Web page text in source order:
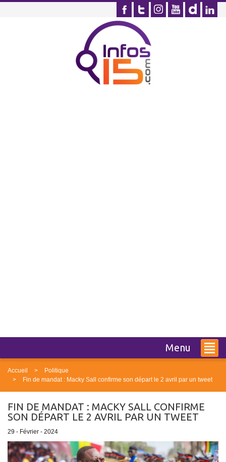
Menu
Accueil
Politique
Fin de mandat : Macky Sall confirme son départ le 2 avril par un tweet
FIN DE MANDAT : MACKY SALL CONFIRME
SON DÉPART LE 2 AVRIL PAR UN TWEET
29 - Février - 2024